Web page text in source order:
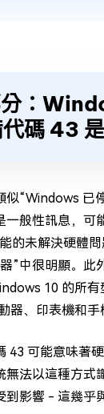
分：
碼 43
似“Windows 已
一般性訊息，可
的未解決硬體
”中很明顯。此
10 的所
器、印表機和手
43 可能意味著
無法以這種方式
到影響 - 這幾乎